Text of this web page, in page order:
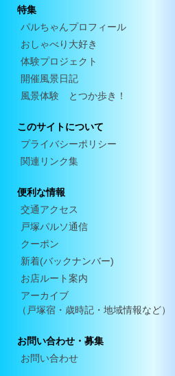
特集
パルちゃんプロフィール
おしゃべり大好き
体験プロジェクト
開催風景日記
風景体験 とつか歩き！
このサイトについて
プライバシーポリシー
関連リンク集
便利な情報
交通アクセス
戸塚パルソ通信
クーポン
新着(バックナンバー)
お店ルート案内
アーカイブ
（戸塚宿・歳時記・地域情報など）
お問い合わせ・募集
お問い合わせ